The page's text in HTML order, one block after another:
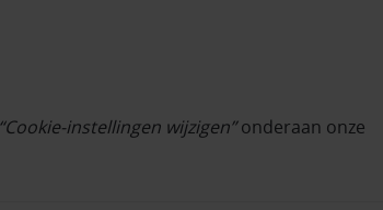
“Cookie‑instellingen wijzigen”onderaan onze